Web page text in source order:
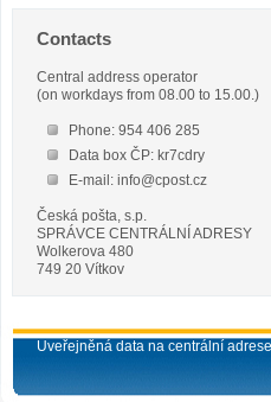
Contacts
Central address operator
(on workdays from 08.00 to 15.00.)
Phone: 954 406 285
Data box ČP: kr7cdry
E-mail: info@cpost.cz
Česká pošta, s.p.
SPRÁVCE CENTRÁLNÍ ADRESY
Wolkerova 480
749 20 Vítkov
Uveřejněná data na centrální